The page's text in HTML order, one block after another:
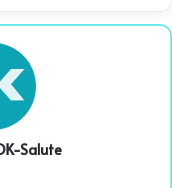
Salute